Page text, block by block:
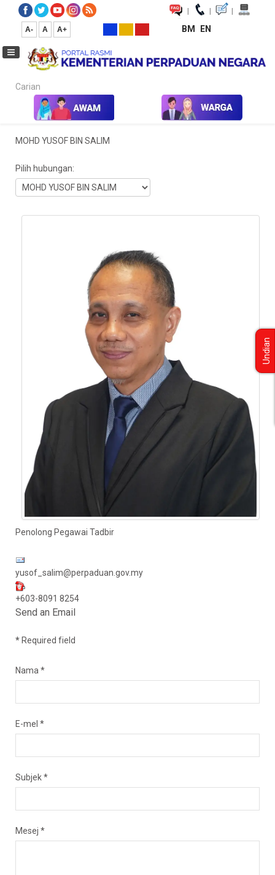
| | |
A- A A+ BM EN
Carian...
Laman Utama
MOHD YUSOF BIN SALIM
Pilih hubungan:
Penolong Pegawai Tadbir
yusof_salim@perpaduan.gov.my
+603-8091 8254
Send an Email
* Required field
Nama *
E-mel *
Subjek*
Mesej *
Undian